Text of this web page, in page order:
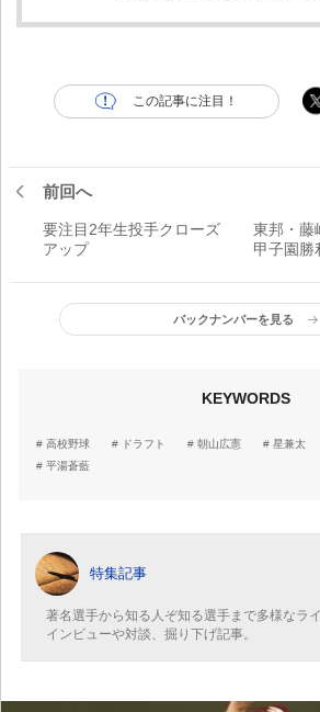
この記事に注目！
前回へ
要注目2年生投手クローズ
アップ
東邦・藤
甲子園勝
バックナンバーを見る
KEYWORDS
高校野球 ドラフト 朝山広憲 星兼太
平湯蒼藍
特集記事
著名選手から知る人ぞ知る選手まで多様なラ
インビューや対談、掘り下げ記事。